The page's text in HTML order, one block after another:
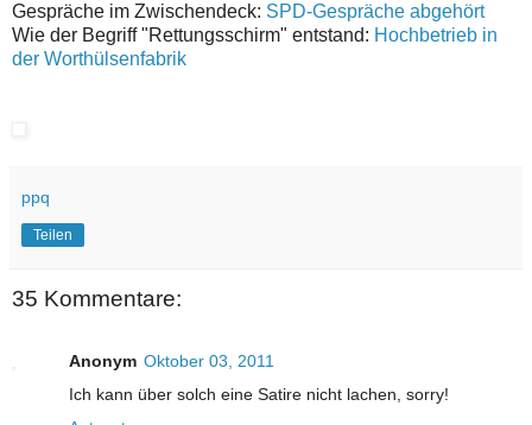
Gespräche im Zwischendeck: SPD-Gespräche abgehört
Wie der Begriff "Rettungsschirm" entstand: Hochbetrieb in
der Worthülsenfabrik
ppq
Teilen
35 Kommentare:
Anonym Oktober 03, 2011
Ich kann über solch eine Satire nicht lachen, sorry!